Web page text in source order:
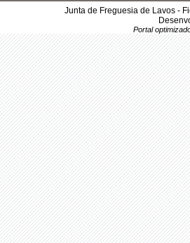
Junta de Freguesia de Lavos -
Portal